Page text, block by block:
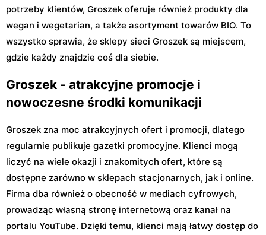
potrzeby klientów, Groszek oferuje również produkty dla
wegan i wegetarian, a także asortyment towarów BIO. To
wszystko sprawia, że sklepy sieci Groszek są miejscem,
gdzie każdy znajdzie coś dla siebie.
Groszek - atrakcyjne promocje i
nowoczesne środki komunikacji
Groszek zna moc atrakcyjnych ofert i promocji, dlatego
regularnie publikuje gazetki promocyjne. Klienci mogą
liczyć na wiele okazji i znakomitych ofert, które są
dostępne zarówno w sklepach stacjonarnych, jak i online.
Firma dba również o obecność w mediach cyfrowych,
prowadząc własną stronę internetową oraz kanał na
portalu YouTube. Dzięki temu, klienci mają łatwy dostęp do